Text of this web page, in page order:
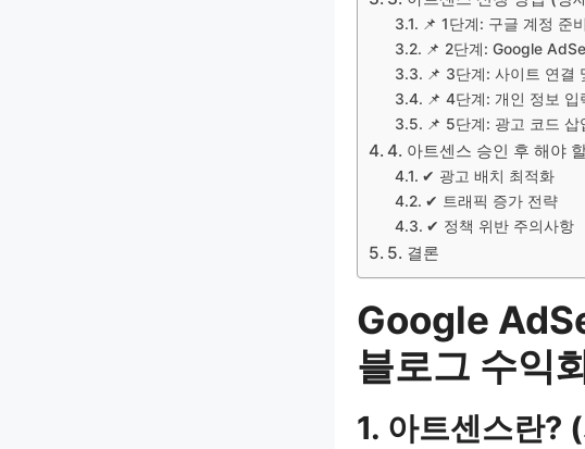
📌 1단계: 구글 계정 준비
📌 2단계: Google
📌 3단계: 사이트 연결
📌 4단계: 개인 정보 입
📌 5단계: 광고 코드 삽
4. 아트센스 승인 후 해야
✔ 광고 배치 최적화
✔ 트래픽 증가 전략
✔ 정책 위반 주의사항
5. 결론
Google
블로그 수익
1. 아트센스란?